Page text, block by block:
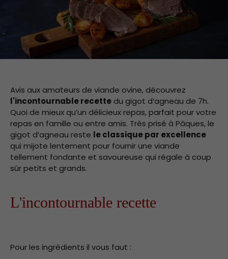
Avis aux amateurs de viande ovine, découvrez
l'incontournable recette du gigot d’agneau de 7h.
Quoi de mieux qu’un délicieux repas, parfait pour votre
repas en famille ou entre amis. Très prisé à Pâques, le
gigot d’agneau reste le classique par excellence
qui mijote lentement pour fournir une viande
tellement fondante et savoureuse qui régale à coup
sûr petits et grands.
L'incontournable recette
Pour les ingrédients il vous faut :